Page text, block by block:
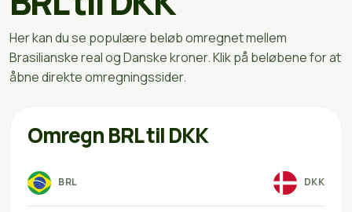
Her kan du se populære beløb omregnet mellem
Brasilianske real og Danske kroner. Klik på beløbene for at
åbne direkte omregningssider.
Omregn BRL til DKK
BRL DKK